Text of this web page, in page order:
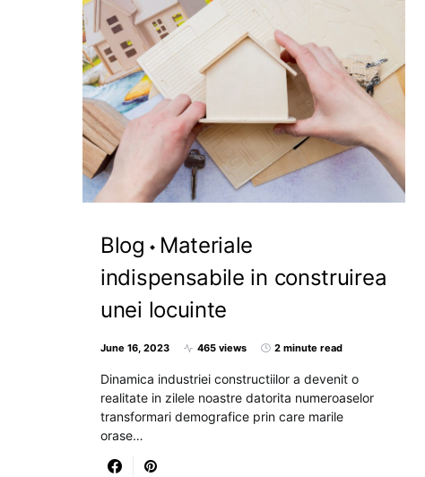
Blog
Materiale
indispensabile in construirea
unei locuinte
June 16, 2023 465 views 2 minute read
Dinamica industriei constructiilor a devenit o
realitate in zilele noastre datorita numeroaselor
transformari demografice prin care marile
orase…